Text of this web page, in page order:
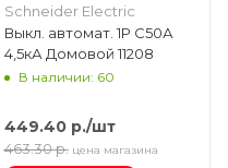
Schneider Electric
Выкл. автомат. 1Р С50А
4,5кА Домовой 11208
В наличии: 60
449.40р./шт
463.30 р. цена магазина